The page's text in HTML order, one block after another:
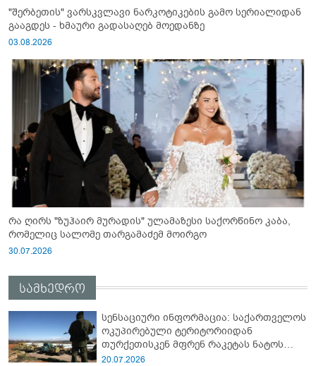
"შერბეთის" ვარსკვლავი ნარკოტიკების გამო სერიალიდან
გააგდეს - ხმაური გადასაღებ მოედანზე
03.08.2026
რა ღირს "ზუჰაირ მურადის" ულამაზესი საქორწინო კაბა,
რომელიც სალომე თარგამაძემ მოირგო
30.07.2026
სამხედრო
სენსაციური ინფორმაცია: საქართველოს
ოკუპირებული ტერიტორიიდან
თურქეთისკენ მფრენ რაკეტას ნატოს
სამიტი კინაღამ ჩაუშლია
20.07.2026